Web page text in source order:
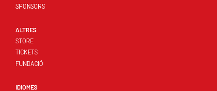
SPONSORS
ALTRES
STORE
TICKETS
FUNDACIÓ
IDIOMES